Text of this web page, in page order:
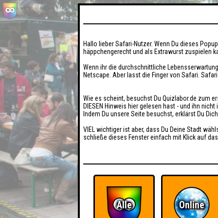
Hallo lieber Safari-Nutzer. Wenn Du dieses
häppchengerecht und als Extrawurst zuspielen
Wenn ihr die durchschnittliche
Netscape. Aber lasst die Finger von Safari.
Wie es scheint, besuchst Du Quizlabor.de zum
DIESEN Hinweis hier gelesen hast - und ihn
Indem Du unsere Seite besuchst, erklärst Du
VIEL wichtiger ist aber, dass Du Deine Stadt
schließe dieses Fenster einfach mit Klick auf
Alle Online